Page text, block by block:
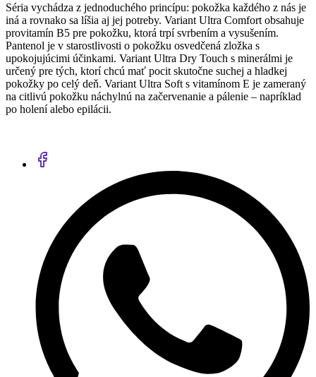
Séria vychádza z jednoduchého princípu: pokožka každého z nás je
iná a rovnako sa líšia aj jej potreby. Variant Ultra Comfort obsahuje
provitamín B5 pre pokožku, ktorá trpí svrbením a vysušením.
Pantenol je v starostlivosti o pokožku osvedčená zložka s
upokojujúcimi účinkami. Variant Ultra Dry Touch s minerálmi je
určený pre tých, ktorí chcú mať pocit skutočne suchej a hladkej
pokožky po celý deň. Variant Ultra Soft s vitamínom E je zameraný
na citlivú pokožku náchylnú na začervenanie a pálenie – napríklad
po holení alebo epilácii.